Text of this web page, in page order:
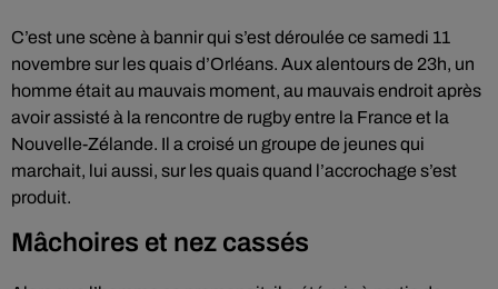
C’est une scène à bannir qui s’est déroulée ce samedi 11
novembre sur les quais d’Orléans. Aux alentours de 23h, un
homme était au mauvais moment, au mauvais endroit après
avoir assisté à la rencontre de rugby entre la France et la
Nouvelle-Zélande. Il a croisé un groupe de jeunes qui
marchait, lui aussi, sur les quais quand l’accrochage s’est
produit.
Mâchoires et nez cassés